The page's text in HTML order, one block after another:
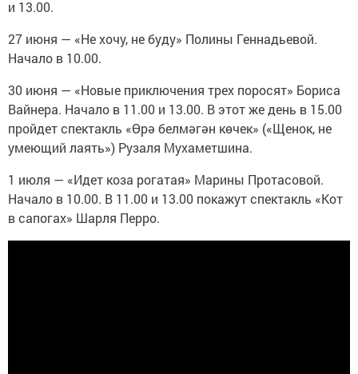
и 13.00.
27 июня — «Не хочу, не буду» Полины Геннадьевой.
Начало в 10.00.
30 июня — «Новые приключения трех поросят» Бориса
Вайнера. Начало в 11.00 и 13.00. В этот же день в 15.00
пройдет спектакль «Өрә белмәгән көчек» («Щенок, не
умеющий лаять») Рузаля Мухаметшина.
1 июля — «Идет коза рогатая» Марины Протасовой.
Начало в 10.00. В 11.00 и 13.00 покажут спектакль «Кот
в сапогах» Шарля Перро.